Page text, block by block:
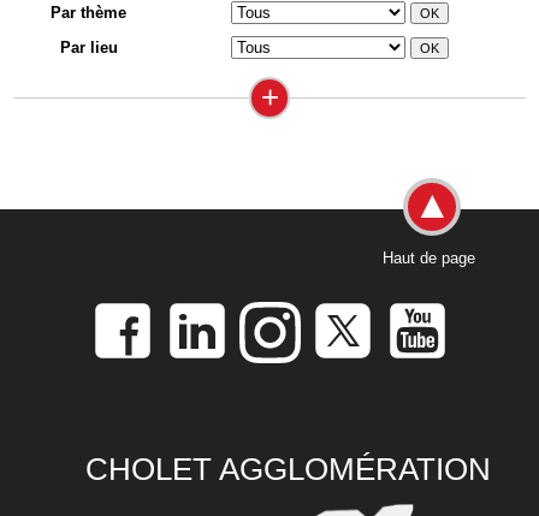
Par thème
Par lieu
+
Haut de page
CHOLET AGGLOMÉRATION